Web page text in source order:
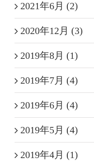
2021年6月 (2)
2020年12月 (3)
2019年8月 (1)
2019年7月 (4)
2019年6月 (4)
2019年5月 (4)
2019年4月 (1)